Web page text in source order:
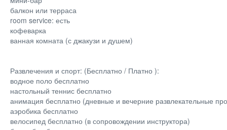
балкон или терраса
room service: есть
кофеварка
ванная комната (с джакузи и душем)
Развлечения и спорт: (Бесплатно / Платно ):
водное поло бесплатно
настольный теннис бесплатно
анимация бесплатно (дневные и вечерние развлекательные
аэробика бесплатно
велосипед бесплатно (в сопровождении инструктора)